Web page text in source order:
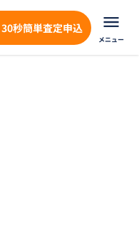
30秒簡単査定申込
メニュー